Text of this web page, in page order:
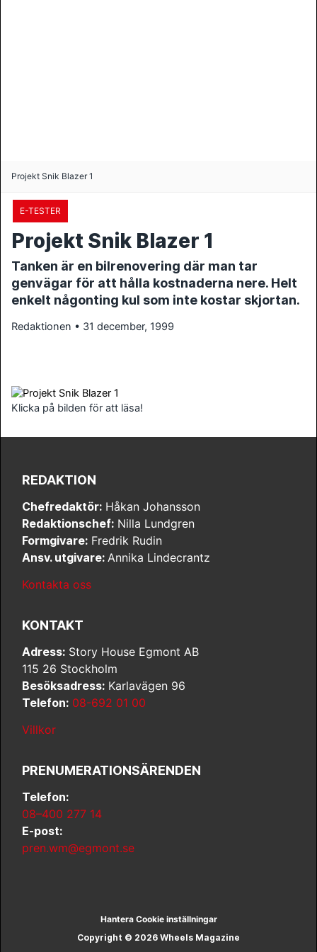
Projekt Snik Blazer 1
E-TESTER
Projekt Snik Blazer 1
Tanken är en bilrenovering där man tar
genvägar för att hålla kostnaderna nere. Helt
enkelt någonting kul som inte kostar skjortan.
Redaktionen • 31 december, 1999
Klicka på bilden för att läsa!
REDAKTION
Chefredaktör: Håkan Johansson
Redaktionschef: Nilla Lundgren
Formgivare: Fredrik Rudin
Ansv. utgivare: Annika Lindecrantz
Kontakta oss
KONTAKT
Adress: Story House Egmont AB
115 26 Stockholm
Besöksadress: Karlavägen 96
Telefon: 08-692 01 00
Villkor
PRENUMERATIONSÄRENDEN
Telefon:
08–400 277 14
E-post:
pren.wm@egmont.se
Hantera Cookie inställningar
Copyright © 2026 Wheels Magazine